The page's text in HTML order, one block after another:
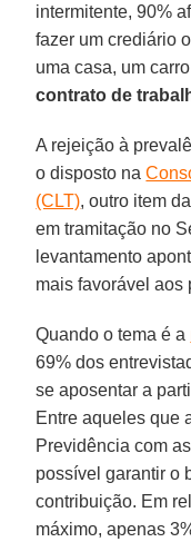
intermitente, 90%
fazer um crediário
uma casa, um
contrato de
A rejeição à
o disposto na
(CLT), outro item
em tramitação no
levantamento
mais favorável aos
Quando o tema é a
69% dos
se aposentar a
Entre aqueles que
Previdência com
possível garantir o
contribuição. Em
máximo, apenas